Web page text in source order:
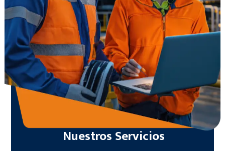
Nuestros Servicios